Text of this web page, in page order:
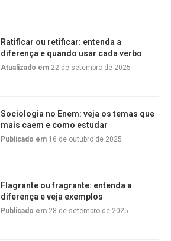
Ratificar ou retificar: entenda a
diferença e quando usar cada verbo
Atualizado em 22 de setembro de 2025
Sociologia no Enem: veja os temas que
mais caem e como estudar
Publicado em 16 de outubro de 2025
Flagrante ou fragrante: entenda a
diferença e veja exemplos
Publicado em 28 de setembro de 2025